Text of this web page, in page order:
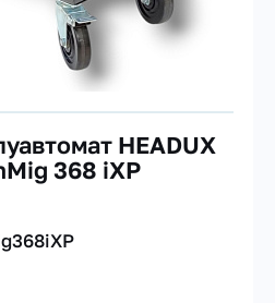
HEADUX
368 iXP